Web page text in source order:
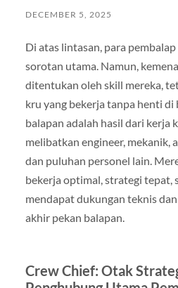
DECEMBER 5, 2025
Di atas lintasan, para
sorotan utama. Namun,
ditentukan oleh skill mereka,
kru yang bekerja tanpa henti di
balapan adalah hasil dari kerja
melibatkan engineer, mekanik,
dan puluhan personel lain.
bekerja optimal, strategi tepat,
mendapat dukungan teknis
akhir pekan balapan.
Crew Chief: Otak